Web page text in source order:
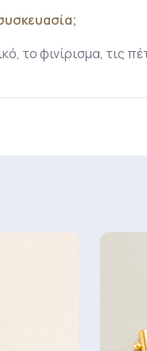
το φινίρισμα, τις